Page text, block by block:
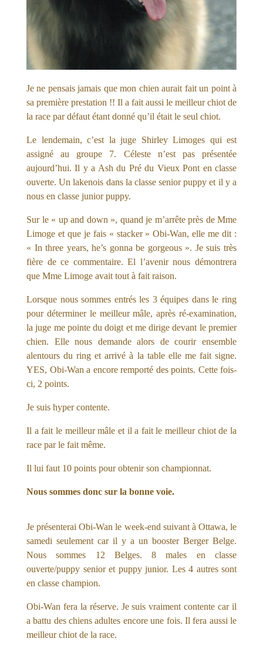
Je ne pensais jamais que mon chien aurait fait un point à
sa première prestation !! Il a fait aussi le meilleur chiot de
la race par défaut étant donné qu’il était le seul chiot.
Le lendemain, c’est la juge Shirley Limoges qui est
assigné au groupe 7. Céleste n’est pas présentée
aujourd’hui. Il y a Ash du Pré du Vieux Pont en classe
ouverte. Un lakenois dans la classe senior puppy et il y a
nous en classe junior puppy.
Sur le « up and down », quand je m’arrête près de Mme
Limoge et que je fais « stacker » Obi-Wan, elle me dit :
« In three years, he’s gonna be gorgeous ». Je suis très
fière de ce commentaire. El l’avenir nous démontrera
que Mme Limoge avait tout à fait raison.
Lorsque nous sommes entrés les 3 équipes dans le ring
pour déterminer le meilleur mâle, après ré-examination,
la juge me pointe du doigt et me dirige devant le premier
chien. Elle nous demande alors de courir ensemble
alentours du ring et arrivé à la table elle me fait signe.
YES, Obi-Wan a encore remporté des points. Cette fois-
ci, 2 points.
Je suis hyper contente.
Il a fait le meilleur mâle et il a fait le meilleur chiot de la
race par le fait même.
Il lui faut 10 points pour obtenir son championnat.
Nous sommes donc sur la bonne voie.
Je présenterai Obi-Wan le week-end suivant à Ottawa, le
samedi seulement car il y a un booster Berger Belge.
Nous sommes 12 Belges. 8 males en classe
ouverte/puppy senior et puppy junior. Les 4 autres sont
en classe champion.
Obi-Wan fera la réserve. Je suis vraiment contente car il
a battu des chiens adultes encore une fois. Il fera aussi le
meilleur chiot de la race.